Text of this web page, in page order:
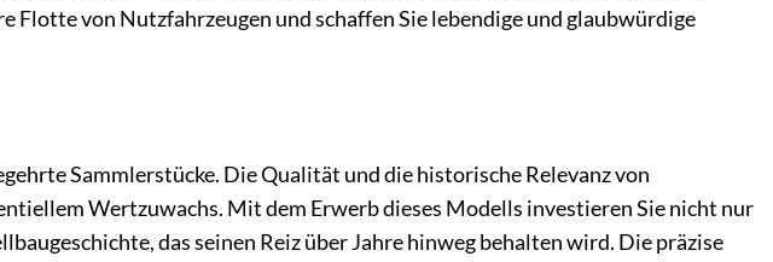
Flotte von Nutzfahrzeugen und schaffen Sie lebendige und glaubwürdige
Sammlerstücke. Die Qualität und die historische Relevanz von
Wertzuwachs. Mit dem Erwerb dieses Modells investieren Sie nicht nur
das seinen Reiz über Jahre hinweg behalten wird. Die präzise